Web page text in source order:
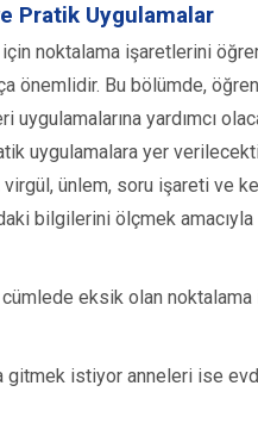
Pratik Uygulamalar
için noktalama işaretlerini
önemlidir. Bu bölümde,
uygulamalarına yardımcı
uygulamalara yer
ünlem, soru işareti ve
bilgilerini ölçmek amacıyla
cümlede eksik olan
gitmek istiyor anneleri ise